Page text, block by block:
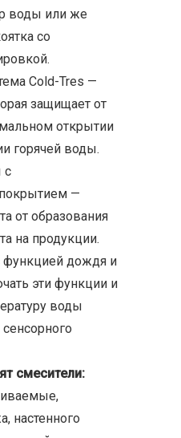
воды или же
со
Cold-Tres —
защищает от
открытии
горячей воды.
с
—
от образования
на продукции.
дождя и
эти функции и
воды
смесители:
настенного